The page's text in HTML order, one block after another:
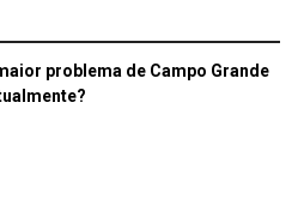
problema de Campo Grande